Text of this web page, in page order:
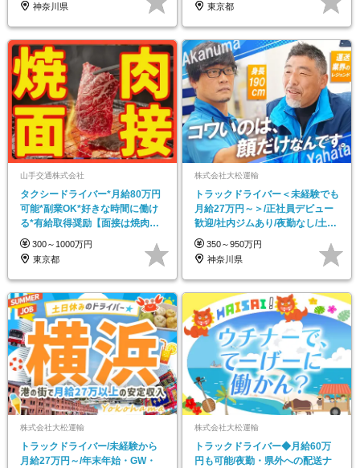
神奈川県
東京都
山手交通株式会社
タクシードライバー*月給80万円
可能*副業OK*好きな時間に働け
る*有給取得奨励【面接は焼肉で
も食べながら】
300～1000万円
東京都
株式会社大松運輸
トラックドライバー＜未経験でも
月給27万円～＞/正社員デビュー
歓迎/社内ジムあり/夜勤なし/土日
祝休み
350～950万円
神奈川県
株式会社大松運輸
トラックドライバー/未経験から
月給27万円～/年末年始・GW・
株式会社大松運輸
トラックドライバー◆月給60万
円も可能/夜勤・県外への配送ナ